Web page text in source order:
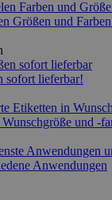
Größen und
sofort lieferbar!
und -
Anwendungen